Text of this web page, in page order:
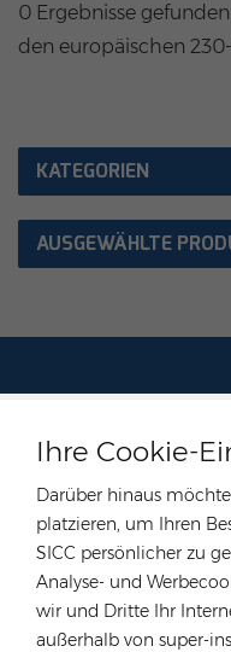
Ihre Cookie-
Darüber hinaus
platzieren, um Ihren
SICC persönlicher zu
Analyse- und
wir und Dritte Ihr
außerhalb von super-
0 Ergebnisse
den europäischen
KATEGORIEN
AUSGEWÄHLTE
Deutschland
Tel :+49 176 55258880
Email :
Büro & Lager :
Aldenhoven,
Hongkong